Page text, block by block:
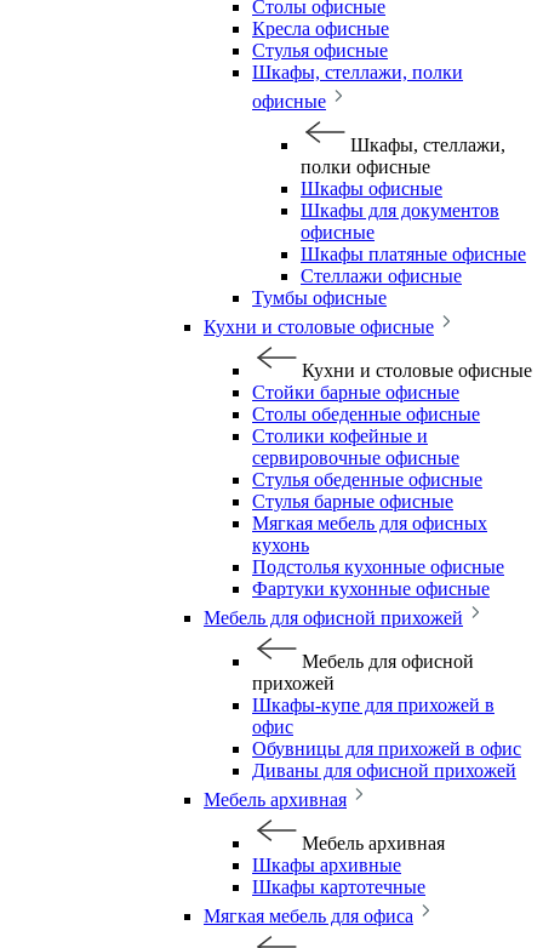
Столы офисные
Кресла офисные
Стулья офисные
Шкафы, стеллажи, полки
офисные
Шкафы, стеллажи,
полки офисные
Шкафы офисные
Шкафы для документов
офисные
Шкафы платяные офисные
Стеллажи офисные
Тумбы офисные
Кухни и столовые офисные
Кухни и столовые офисные
Стойки барные офисные
Столы обеденные офисные
Столики кофейные и
сервировочные офисные
Стулья обеденные офисные
Стулья барные офисные
Мягкая мебель для офисных
кухонь
Подстолья кухонные офисные
Фартуки кухонные офисные
Мебель для офисной прихожей
Мебель для офисной
прихожей
Шкафы-купе для прихожей в
офис
Обувницы для прихожей в офис
Диваны для офисной прихожей
Мебель архивная
Мебель архивная
Шкафы архивные
Шкафы картотечные
Мягкая мебель для офиса